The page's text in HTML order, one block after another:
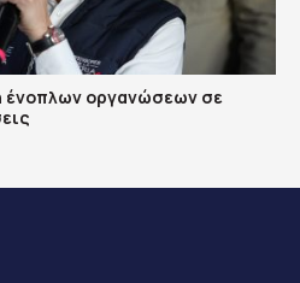
ένοπλων οργανώσεων σε